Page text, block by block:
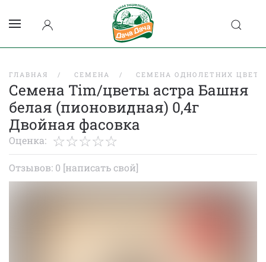
ГЛАВНАЯ СЕМЕНА СЕМЕНА ОДНОЛЕТНИХ
Семена Tim/цветы астра Башня
белая (пионовидная) 0,4г
Двойная фасовка
Оценка:
Отзывов: 0 [написать свой]